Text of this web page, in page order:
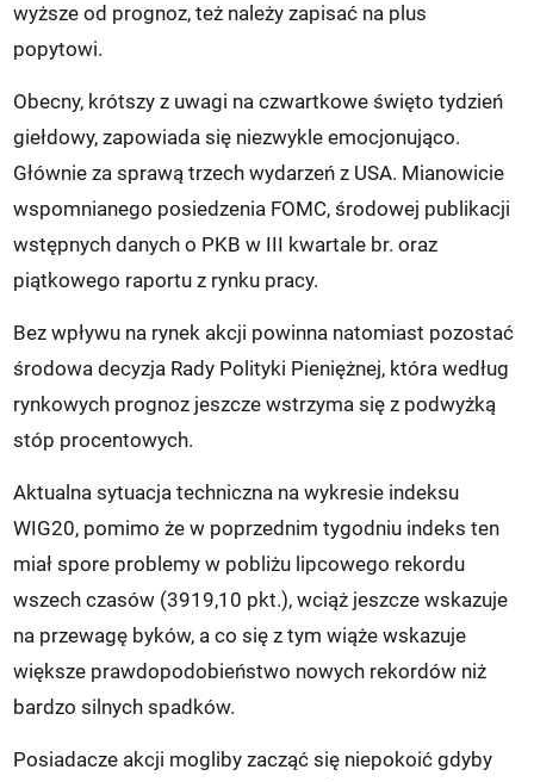
wyższe od prognoz, też należy zapisać na plus
popytowi.
Obecny, krótszy z uwagi na czwartkowe święto tydzień
giełdowy, zapowiada się niezwykle emocjonująco.
Głównie za sprawą trzech wydarzeń z USA. Mianowicie
wspomnianego posiedzenia FOMC, środowej publikacji
wstępnych danych o PKB w III kwartale br. oraz
piątkowego raportu z rynku pracy.
Bez wpływu na rynek akcji powinna natomiast pozostać
środowa decyzja Rady Polityki Pieniężnej, która według
rynkowych prognoz jeszcze wstrzyma się z podwyżką
stóp procentowych.
Aktualna sytuacja techniczna na wykresie indeksu
WIG20, pomimo że w poprzednim tygodniu indeks ten
miał spore problemy w pobliżu lipcowego rekordu
wszech czasów (3919,10 pkt.), wciąż jeszcze wskazuje
na przewagę byków, a co się z tym wiąże wskazuje
większe prawdopodobieństwo nowych rekordów niż
bardzo silnych spadków.
Posiadacze akcji mogliby zacząć się niepokoić gdyby